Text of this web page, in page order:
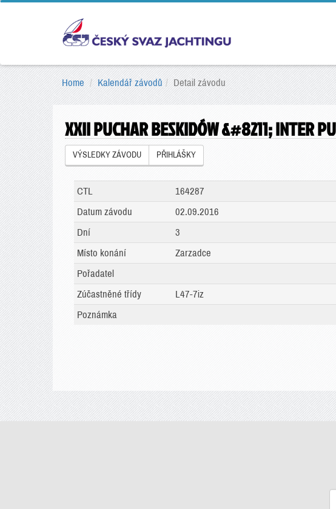
Home Kalendář závodů Detail závodu
XXII PUCHAR BESKIDÓW &#8211; INTER
VÝSLEDKY ZÁVODU PŘIHLÁŠKY
CTL
164287
Datum závodu
02.09.2016
Dní
3
Místo konání
Zarzadce
Pořadatel
Zúčastněné třídy
L47-7iz
Poznámka